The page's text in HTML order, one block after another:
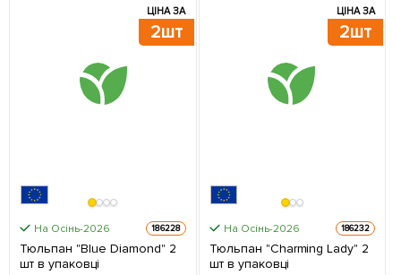
ЦІНА ЗА
2шт
На Осінь-2026 186228
Тюльпан "Blue Diamond" 2
шт в упаковці
ЦІНА ЗА
2шт
На Осінь-2026 186232
Тюльпан "Charming Lady" 2
шт в упаковці